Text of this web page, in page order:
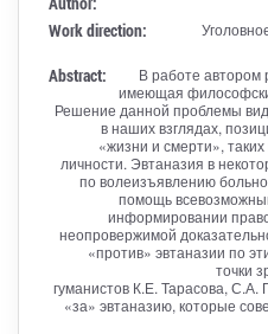
Work direction:
Abstract:
В работе автором
имеющая
Решение данной проблемы
в наших взглядах,
«жизни и смерти»,
личности. Эвтаназия в
по волеизъявлению
помощь
информировании
неопровержимой
«против» эвтаназии по
точки
гуманистов К.Е. Тарасова, С.А.
«за» эвтаназию, которые